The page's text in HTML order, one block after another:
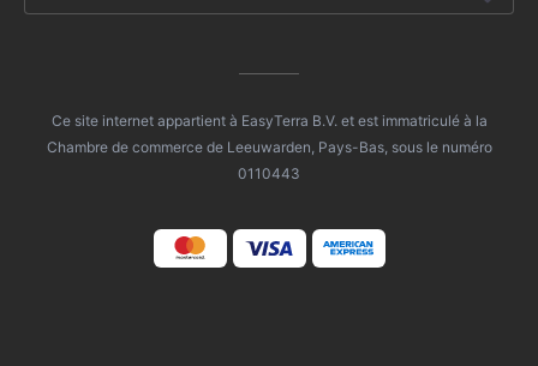
Ce site internet appartient à EasyTerra B.V. et est immatriculé à la
Chambre de commerce de Leeuwarden, Pays-Bas, sous le numéro
0110443